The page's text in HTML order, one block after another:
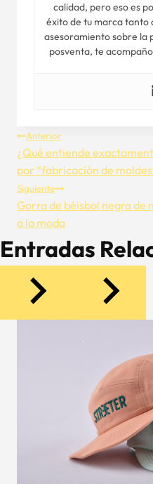
calidad, pero eso es
éxito de tu marca tanto
asesoramiento sobre la
posventa, te
Navegación
De
Entradas
Anterior
¿Qué entiende
por “fabricación de
Siguiente
Gorra de béisbol negra de
a la moda
Entradas